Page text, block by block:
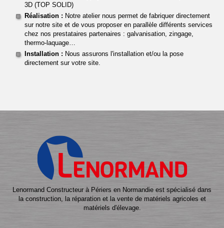
3D (TOP SOLID)
Réalisation : Notre atelier nous permet de fabriquer directement
sur notre site et de vous proposer en parallèle différents services
chez nos prestataires partenaires : galvanisation, zingage,
thermo-laquage…
Installation : Nous assurons l'installation et/ou la pose
directement sur votre site.
Lenormand Constructeur à Périers en Normandie est spécialisé dans
la construction, la réparation et la vente de matériels agricoles et
matériels d'élevage.